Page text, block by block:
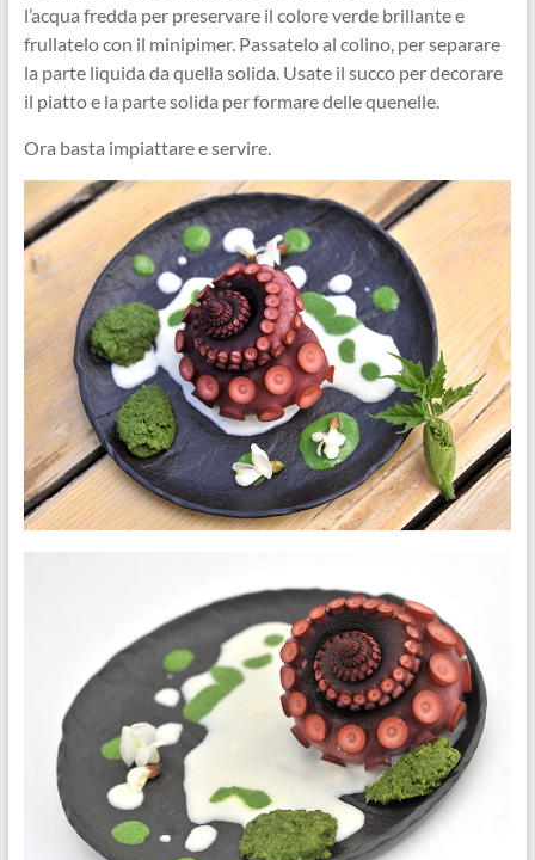
l’acqua fredda per preservare il colore verde brillante e
frullatelo con il minipimer. Passatelo al colino, per separare
la parte liquida da quella solida. Usate il succo per decorare
il piatto e la parte solida per formare delle quenelle.
Ora basta impiattare e servire.